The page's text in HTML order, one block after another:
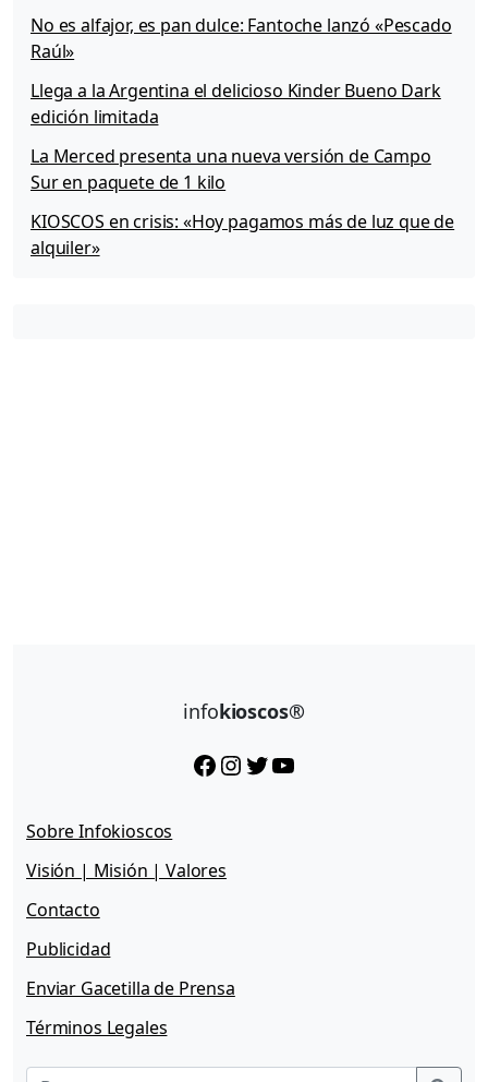
No es alfajor, es pan dulce: Fantoche lanzó «Pescado
Raúl»
Llega a la Argentina el delicioso Kinder Bueno Dark
edición limitada
La Merced presenta una nueva versión de Campo
Sur en paquete de 1 kilo
KIOSCOS en crisis: «Hoy pagamos más de luz que de
alquiler»
infokioscos®
Facebook InstagramTwitter YouTube
Sobre Infokioscos
Visión | Misión | Valores
Contacto
Publicidad
Enviar Gacetilla de Prensa
Términos Legales